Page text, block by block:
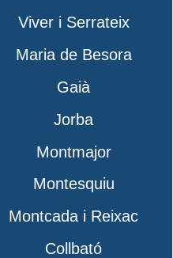
Viver i Serrateix
Maria de Besora
Gaià
Jorba
Montmajor
Montesquiu
Montcada i Reixac
Collbató